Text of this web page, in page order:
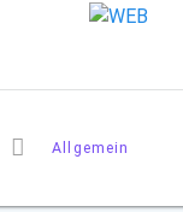
Allgemein